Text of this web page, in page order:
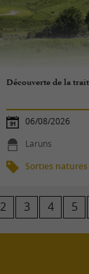
Découverte de la
06/08/2026
Laruns
Sorties natures
2 3 4 5